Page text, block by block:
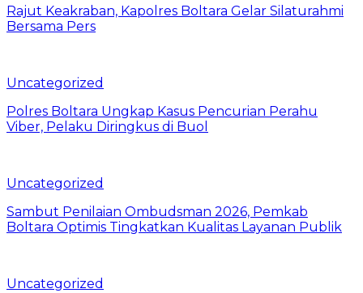
Rajut Keakraban, Kapolres Boltara Gelar Silaturahmi
Bersama Pers
Uncategorized
Polres Boltara Ungkap Kasus Pencurian Perahu
Viber, Pelaku Diringkus di Buol
Uncategorized
Sambut Penilaian Ombudsman 2026, Pemkab
Boltara Optimis Tingkatkan Kualitas Layanan Publik
Uncategorized